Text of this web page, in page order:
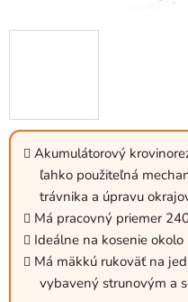
Akumulátorový
ľahko použiteľná
trávnika a úpravu
Má pracovný priemer
Ideálne na kosenie
Má mäkkú rukoväť na
vybavený strunovým a